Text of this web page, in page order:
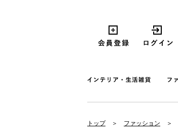
トップ ファッション